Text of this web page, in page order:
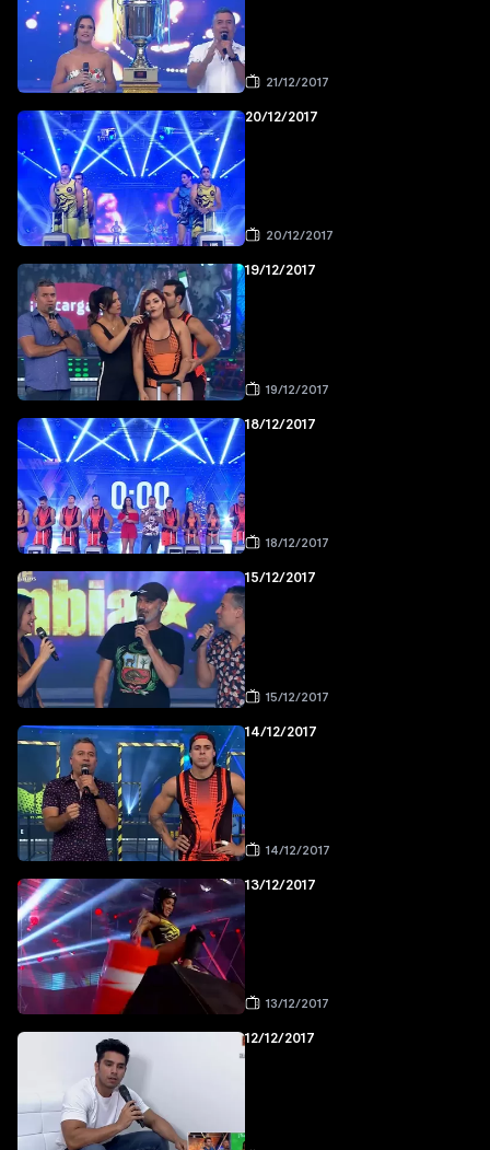
21/12/2017
20/12/2017
20/12/2017
19/12/2017
19/12/2017
18/12/2017
18/12/2017
15/12/2017
15/12/2017
14/12/2017
14/12/2017
13/12/2017
13/12/2017
12/12/2017